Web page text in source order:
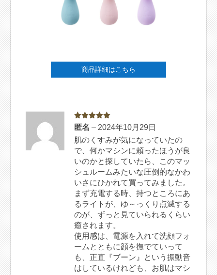
商品詳細はこちら
5段階中 5の
評価
匿名– 2024年10月29日
肌のくすみが気になっていたの
で、何かマシンに頼ったほうが良
いのかと探していたら、このマッ
シュルームみたいな圧倒的なかわ
いさにひかれて買ってみました。
まず充電する時、持つところにあ
るライトが、ゆ～っくり点滅する
のが、ずっと見ていられるくらい
癒されます。
使用感は、電源を入れて洗顔フォ
ームとともに顔を撫でていって
も、正直『ブーン』という振動音
はしているけれども、お肌はマシ